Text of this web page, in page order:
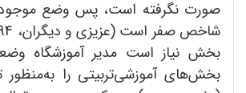
صورت نگرفته است، پس وضع
بخش نیاز است مدیر آموزشگاه
بخش‌های آموزشی‌تربیتی را به‌منظور